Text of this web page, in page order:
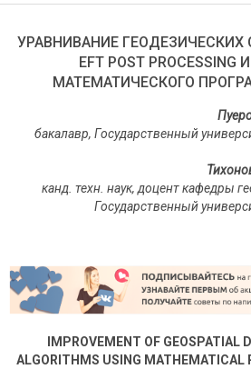
УРАВНИВАНИЕ
EFT POST
МАТЕМАТИЧЕСКОГО
бакалавр, Государственный
канд. техн. наук, доцент кафедры
Государственный
IMPROVEMENT OF GEOSPATIAL
ALGORITHMS USING MATHEMATICAL